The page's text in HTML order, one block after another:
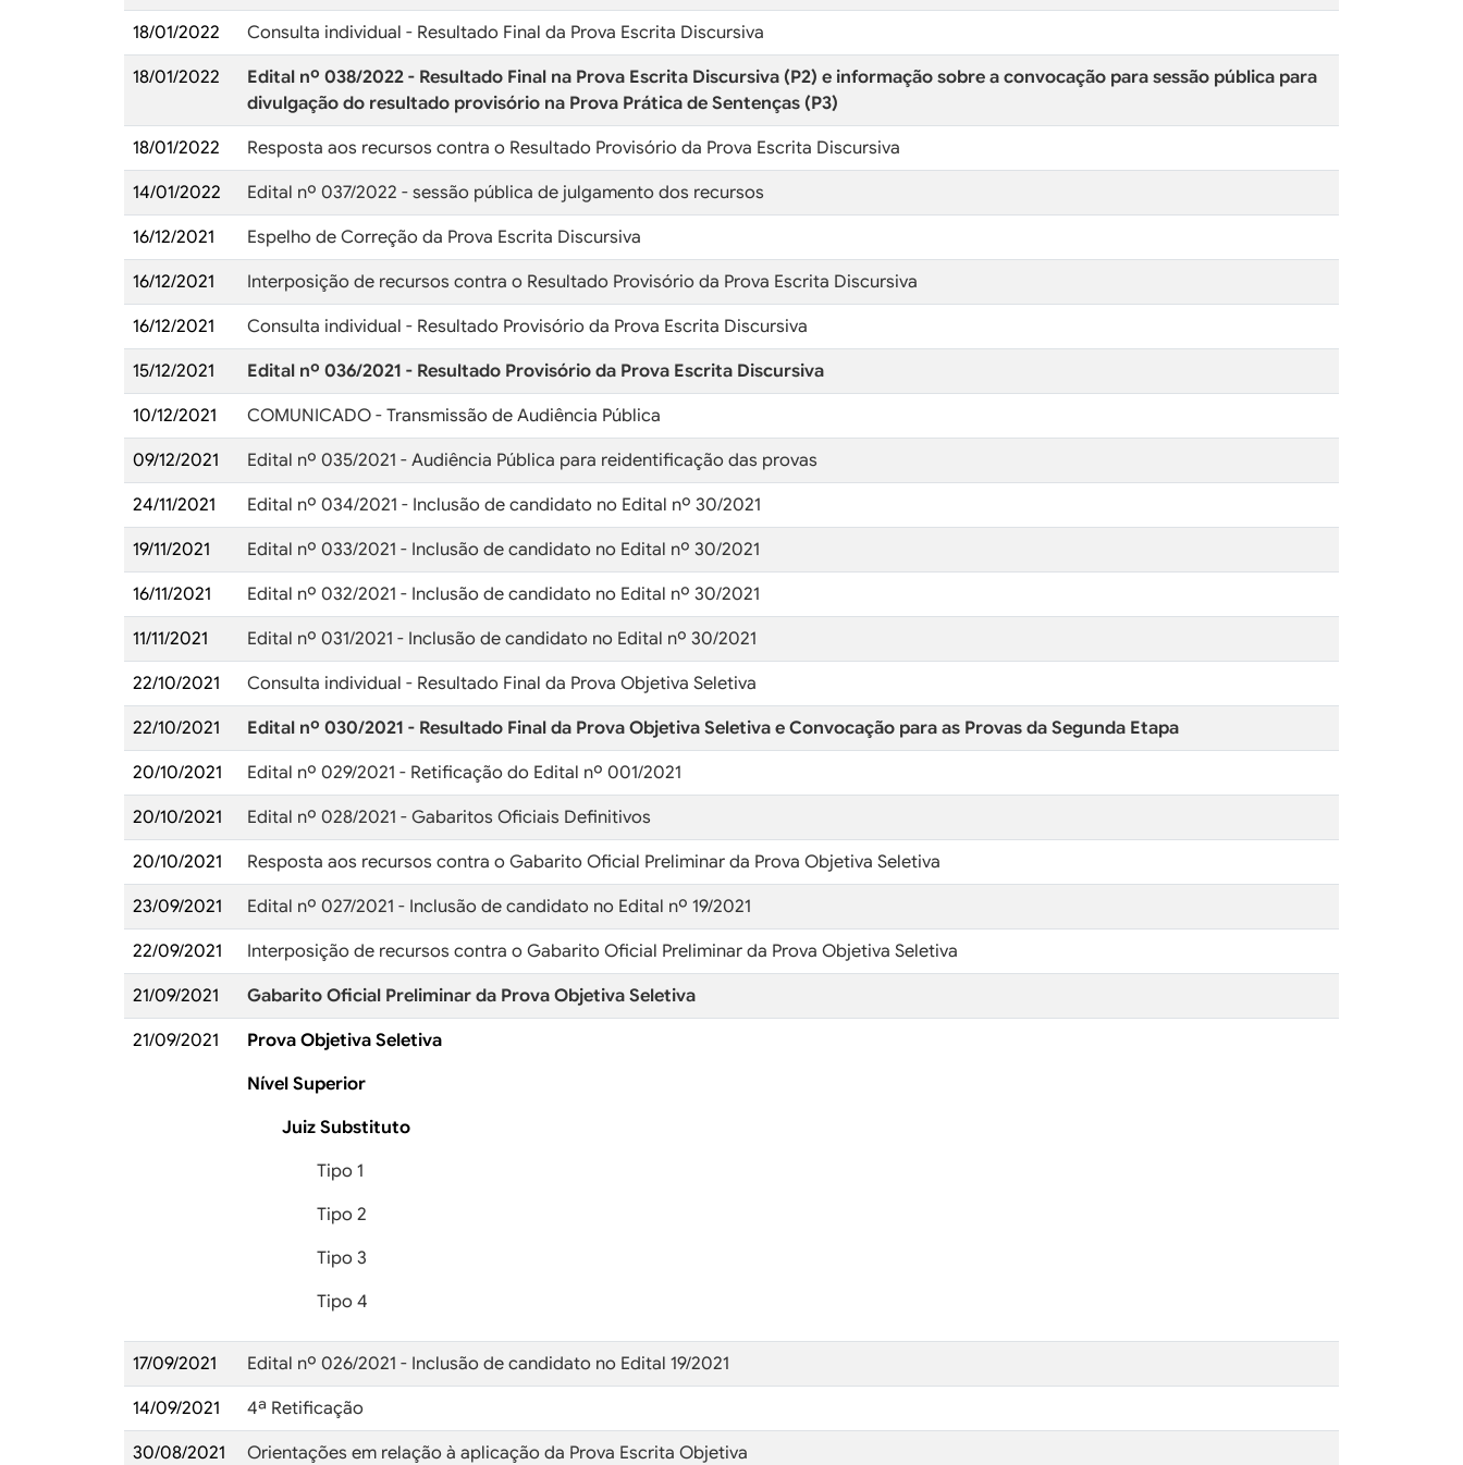
18/01/2022 Consulta individual - Resultado Final da Prova Escrita Discursiva
18/01/2022
Edital nº 038/2022 - Resultado Final na Prova Escrita Discursiva (P2) e informação sobre a convocação para sessão pública para
divulgação do resultado provisório na Prova Prática de Sentenças (P3)
18/01/2022 Resposta aos recursos contra o Resultado Provisório da Prova Escrita Discursiva
14/01/2022 Edital nº 037/2022 - sessão pública de julgamento dos recursos
16/12/2021 Espelho de Correção da Prova Escrita Discursiva
16/12/2021 Interposição de recursos contra o Resultado Provisório da Prova Escrita Discursiva
16/12/2021 Consulta individual - Resultado Provisório da Prova Escrita Discursiva
15/12/2021 Edital nº 036/2021 - Resultado Provisório da Prova Escrita Discursiva
10/12/2021 COMUNICADO - Transmissão de Audiência Pública
09/12/2021 Edital nº 035/2021 - Audiência Pública para reidentificação das provas
24/11/2021 Edital nº 034/2021 - Inclusão de candidato no Edital nº 30/2021
19/11/2021 Edital nº 033/2021 - Inclusão de candidato no Edital nº 30/2021
16/11/2021 Edital nº 032/2021 - Inclusão de candidato no Edital nº 30/2021
11/11/2021 Edital nº 031/2021 - Inclusão de candidato no Edital nº 30/2021
22/10/2021 Consulta individual - Resultado Final da Prova Objetiva Seletiva
22/10/2021 Edital nº 030/2021 - Resultado Final da Prova Objetiva Seletiva e Convocação para as Provas da Segunda Etapa
20/10/2021 Edital nº 029/2021 - Retificação do Edital nº 001/2021
20/10/2021 Edital nº 028/2021 - Gabaritos Oficiais Definitivos
20/10/2021 Resposta aos recursos contra o Gabarito Oficial Preliminar da Prova Objetiva Seletiva
23/09/2021 Edital nº 027/2021 - Inclusão de candidato no Edital nº 19/2021
22/09/2021 Interposição de recursos contra o Gabarito Oficial Preliminar da Prova Objetiva Seletiva
21/09/2021 Gabarito Oficial Preliminar da Prova Objetiva Seletiva
21/09/2021
Prova Objetiva Seletiva
Nível Superior
Juiz Substituto
Tipo 1
Tipo 2
Tipo 3
Tipo 4
17/09/2021 Edital nº 026/2021 - Inclusão de candidato no Edital 19/2021
14/09/2021 4ª Retificação
30/08/2021 Orientações em relação à aplicação da Prova Escrita Objetiva